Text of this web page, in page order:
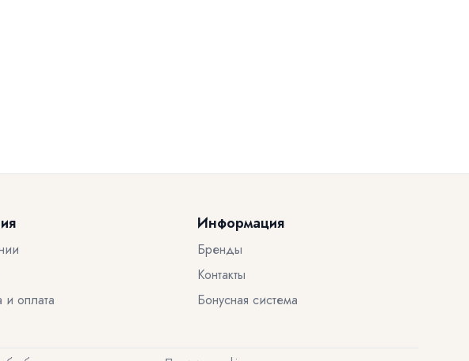
и оплата
Информация
Бренды
Контакты
Бонусная система